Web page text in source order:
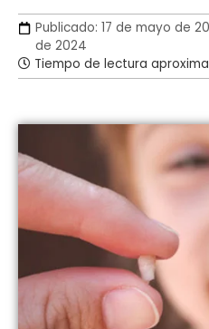
Publicado: 17 de mayo de
de 2024
Tiempo de lectura